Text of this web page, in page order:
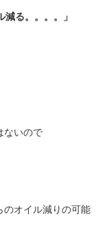
減る。。。。」
ないので
のオイル減りの可能